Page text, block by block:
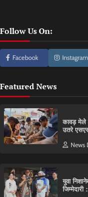
Follow Us On:
Facebook Instagram
Featured News
कावड़
उतरे
News
युवा
जिम्मेदारी